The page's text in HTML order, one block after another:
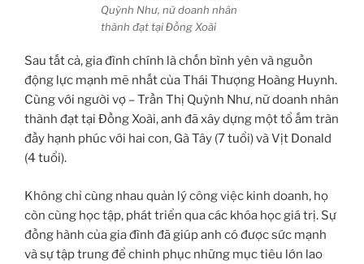
Quỳnh Như, nữ doanh nhân
thành đạt tại Đồng Xoài
Sau tất cả, gia đình chính là chốn bình yên và nguồn
động lực mạnh mẽ nhất của Thái Thượng Hoàng Huynh.
Cùng với người vợ – Trần Thị Quỳnh Như, nữ doanh nhân
thành đạt tại Đồng Xoài, anh đã xây dựng một tổ ấm tràn
đầy hạnh phúc với hai con, Gà Tây (7 tuổi) và Vịt Donald
(4 tuổi).
Không chỉ cùng nhau quản lý công việc kinh doanh, họ
còn cùng học tập, phát triển qua các khóa học giá trị. Sự
đồng hành của gia đình đã giúp anh có được sức mạnh
và sự tập trung để chinh phục những mục tiêu lớn lao